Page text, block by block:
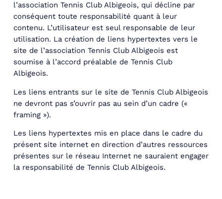
l’association Tennis Club Albigeois, qui décline par
conséquent toute responsabilité quant à leur
contenu. L’utilisateur est seul responsable de leur
utilisation. La création de liens hypertextes vers le
site de l’association Tennis Club Albigeois est
soumise à l’accord préalable de Tennis Club
Albigeois.
Les liens entrants sur le site de Tennis Club Albigeois
ne devront pas s’ouvrir pas au sein d’un cadre («
framing »).
Les liens hypertextes mis en place dans le cadre du
présent site internet en direction d’autres ressources
présentes sur le réseau Internet ne sauraient engager
la responsabilité de Tennis Club Albigeois.